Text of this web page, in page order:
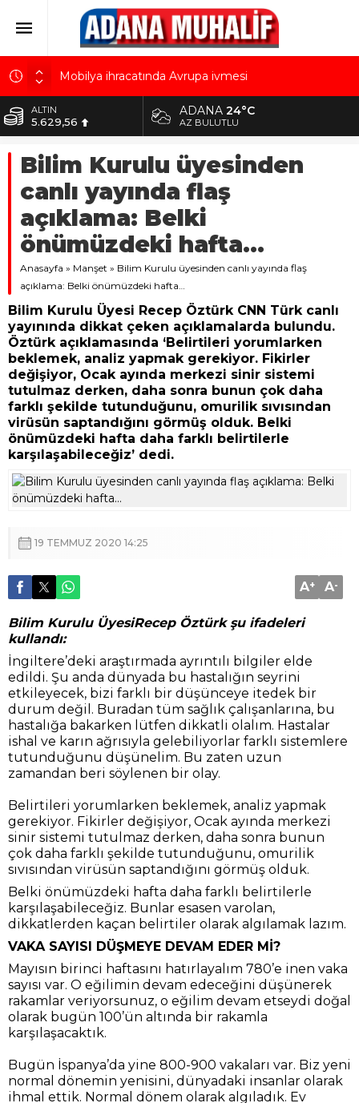
Mobilya ihracatında Avrupa ivmesi
Göz için “Akıllı Mercek” herkes için uygun mu?
AK Parti İl Başkanı Özkan: Adanalıların bir metrekare
malını kimseye yedirmeyiz!
Hacı Karaaslan’ın kiraladığı arsanın resmi kiracısı
bakın kim çıktı!
Kuru meyve sektörü 2 milyar dolar ihracat hedefi
için Ankara’dan destek istedi
ALTIN
5.629,56
10.824,63
DOLAR
42,2340
EURO
48,8802
ADANA24°C
AZ BULUTLU
Bilim Kurulu üyesinden
canlı yayında flaş
açıklama: Belki
önümüzdeki hafta…
Anasayfa » Manşet » Bilim Kurulu üyesinden canlı yayında flaş
açıklama: Belki önümüzdeki hafta…
Bilim Kurulu Üyesi Recep Öztürk CNN Türk canlı
yayınında dikkat çeken açıklamalarda bulundu.
Öztürk açıklamasında ‘Belirtileri yorumlarken
beklemek, analiz yapmak gerekiyor. Fikirler
değişiyor, Ocak ayında merkezi sinir sistemi
tutulmaz derken, daha sonra bunun çok daha
farklı şekilde tutunduğunu, omurilik sıvısından
virüsün saptandığını görmüş olduk. Belki
önümüzdeki hafta daha farklı belirtilerle
karşılaşabileceğiz’ dedi.
19 TEMMUZ 2020 14:25
A+ A-
Bilim Kurulu ÜyesiRecep Öztürk şu ifadeleri
kullandı:
İngiltere’deki araştırmada ayrıntılı bilgiler elde
edildi. Şu anda dünyada bu hastalığın seyrini
etkileyecek, bizi farklı bir düşünceye itedek bir
durum değil. Buradan tüm sağlık çalışanlarına, bu
hastalığa bakarken lütfen dikkatli olalım. Hastalar
ishal ve karın ağrısıyla gelebiliyorlar farklı sistemlere
tutunduğunu düşünelim. Bu zaten uzun
zamandan beri söylenen bir olay.
Belirtileri yorumlarken beklemek, analiz yapmak
gerekiyor. Fikirler değişiyor, Ocak ayında merkezi
sinir sistemi tutulmaz derken, daha sonra bunun
çok daha farklı şekilde tutunduğunu, omurilik
sıvısından virüsün saptandığını görmüş olduk.
Belki önümüzdeki hafta daha farklı belirtilerle
karşılaşabileceğiz. Bunlar esasen varolan,
dikkatlerden kaçan belirtiler olarak algılamak lazım.
VAKA SAYISI DÜŞMEYE DEVAM EDER Mİ?
Mayısın birinci haftasını hatırlayalım 780’e inen vaka
sayısı var. O eğilimin devam edeceğini düşünerek
rakamlar veriyorsunuz, o eğilim devam etseydi doğal
olarak bugün 100’ün altında bir rakamla
karşılaşacaktık.
Bugün İspanya’da yine 800-900 vakaları var. Biz yeni
normal dönemin yenisini, dünyadaki insanlar olarak
ihmal ettik. Normal dönem olarak algıladık. Ev